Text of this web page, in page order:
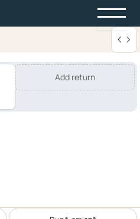
Add return